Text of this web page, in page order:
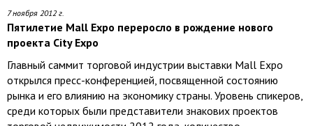
7 ноября 2012 г.
Пятилетие Mall Expo переросло в рождение нового
проекта City Expo
Главный саммит торговой индустрии выставки Mall Expo
открылся пресс-конференцией, посвященной состоянию
рынка и его влиянию на экономику страны. Уровень спикеров,
среди которых были представители знакових проектов